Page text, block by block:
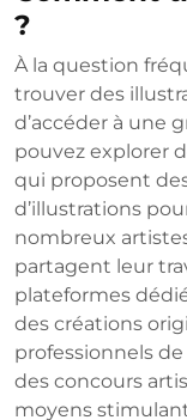
?
À la question
trouver des
d’accéder à une
pouvez explorer
qui proposent
d’illustrations
nombreux
partagent leur
plateformes
des créations
professionnels
des concours
moyens